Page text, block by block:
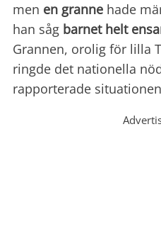
men en granne hade
han såg barnet helt
Grannen, orolig för lilla
ringde det nationella
rapporterade